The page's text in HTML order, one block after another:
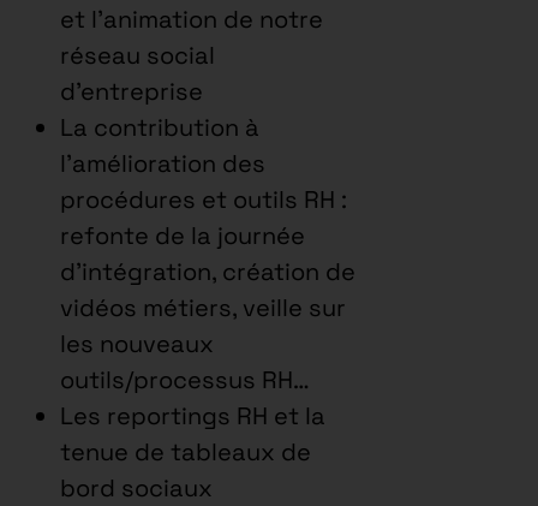
et l’animation de notre
réseau social
d’entreprise
La contribution à
l’amélioration des
procédures et outils RH :
refonte de la journée
d’intégration, création de
vidéos métiers, veille sur
les nouveaux
outils/processus RH…
Les reportings RH et la
tenue de tableaux de
bord sociaux